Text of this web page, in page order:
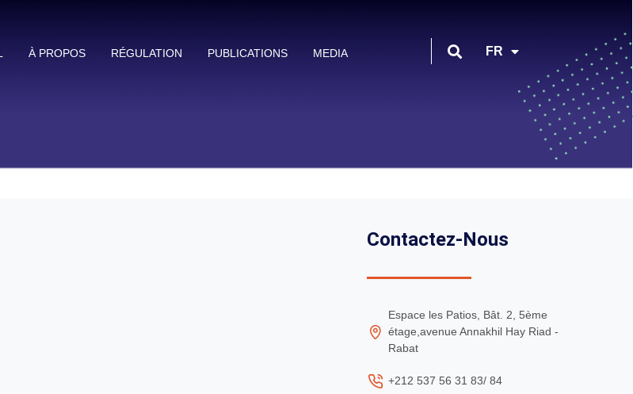
À PROPOS RÉGULATION PUBLICATIONS MEDIA FR
AR
Contactez-Nous
Espace les Patios, Bât. 2, 5ème
étage,avenue Annakhil Hay Riad -
Rabat
+212 537 56 31 83/ 84